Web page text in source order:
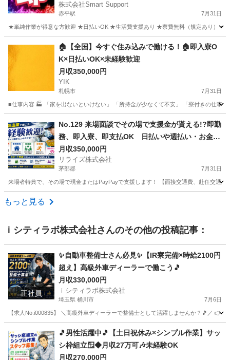
株式会社Smart Support
赤平駅 7月31日
★単純作業が得意な方歓迎 ★日払いOK ★生活費支援あり ★寮費無料（規定あり） ★
赤平駅 その他 単純作業
🏠【全国】今すぐ住み込みで働ける！🏠即入寮O
K×日払いOK×未経験歓迎
月収350,000円
YIK
札幌市 7月31日
■仕事内容 🏭 「家を出ないといけない」 「所持金が少なくて不安」 「寮付きの仕事
未経験
No.129 来場面談でその場で支援金が貰える!?即勤
務、即入寮、即支払OK 日払いや週払い・お金住
む場所に困ってる方必見の案件です！簡単な電子
部品の製造・加工のお仕事♪
月収350,000円
リライズ株式会社
茅部郡 7月31日
来場者特典で、その場で現金またはPayPayで支援します！ 【面接交通費、赴任交通
北海道 茅部郡
もっと見る
ｉシティラボ株式会社さんのその他の投稿記事：
正社員
✨自動車整備士さん必見✨【IR寮完備×時給2100円
超え】高級外車ディーラーで働こう🎵
月収330,000円
ｉシティラボ株式会社
埼玉県 桶川市 7月6日
【求人No.i000835】 ＼高級外車ディーラーで整備士として活躍しませんか？🎵／ 👉
その他 ディーラー
🎵男性活躍中🎵【土日祝休み×シンプル作業】サッ
シ枠組立🪟◆月収27万可🎶未経験OK
月収270,000円